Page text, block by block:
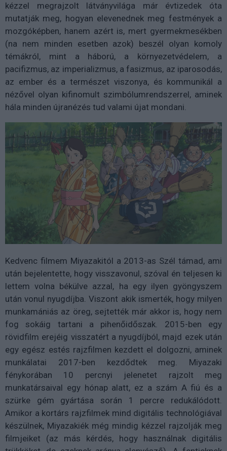
kézzel megrajzolt látványvilága már évtizedek óta
mutatják meg, hogyan elevenednek meg festmények a
mozgóképben, hanem azért is, mert gyermekmesékben
(na nem minden esetben azok) beszél olyan komoly
témákról, mint a háború, a környezetvédelem, a
pacifizmus, az imperializmus, a fasizmus, az iparosodás,
az ember és a természet viszonya, és kommunikál a
nézővel olyan kifinomult szimbólumrendszerrel, aminek
hála minden újranézés tud valami újat mondani.
Kedvenc filmem Miyazakitól a 2013-as Szél támad, ami
után bejelentette, hogy visszavonul, szóval én teljesen ki
lettem volna békülve azzal, ha egy ilyen gyöngyszem
után vonul nyugdíjba. Viszont akik ismerték, hogy milyen
munkamániás az öreg, sejtették már akkor is, hogy nem
fog sokáig tartani a pihenőidőszak. 2015-ben egy
rövidfilm erejéig visszatért a nyugdíjból, majd ezek után
egy egész estés rajzfilmen kezdett el dolgozni, aminek
munkálatai 2017-ben kezdődtek meg. Miyazaki
fénykorában 10 percnyi jelenetet rajzolt meg
munkatársaival egy hónap alatt, ez a szám A fiú és a
szürke gém gyártása során 1 percre redukálódott.
Amikor a kortárs rajzfilmek mind digitális technológiával
készülnek, Miyazakiék még mindig kézzel rajzolják meg
filmjeiket (az más kérdés, hogy használnak digitális